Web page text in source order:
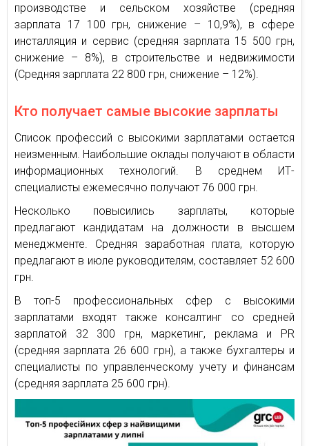
производстве и сельском хозяйстве (средняя
зарплата 17 100 грн, снижение – 10,9%), в сфере
инсталляция и сервис (средняя зарплата 15 500 грн,
снижение – 8%), в строительстве и недвижимости
(Средняя зарплата 22 800 грн, снижение – 12%).
Кто получает самые высокие зарплаты
Список профессий с высокими зарплатами остается
неизменным. Наибольшие оклады получают в области
информационных технологий. В среднем ИТ-
специалисты ежемесячно получают 76 000 грн.
Несколько повысились зарплаты, которые
предлагают кандидатам на должности в высшем
менеджменте. Средняя заработная плата, которую
предлагают в июле руководителям, составляет 52 600
грн.
В топ-5 профессиональных сфер с высокими
зарплатами входят также консалтинг со средней
зарплатой 32 300 грн, маркетинг, реклама и PR
(средняя зарплата 26 600 грн), а также бухгалтеры и
специалисты по управленческому учету и финансам
(средняя зарплата 25 600 грн).